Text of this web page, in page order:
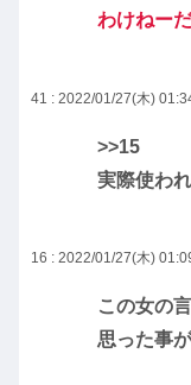
わけねー
41 : 2022/01/27(木)
>>15
実際使わ
16 : 2022/01/27(木)
この女の
思った事